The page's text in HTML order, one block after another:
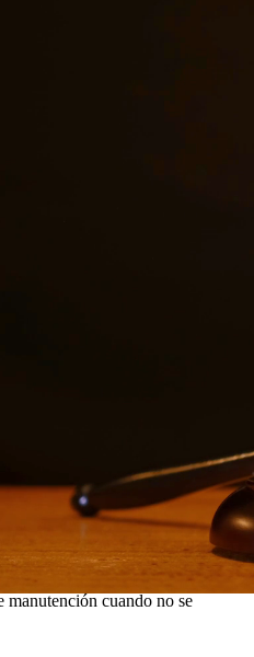
crítico para asegurar que los
necesitan. Nuestros abogados
de manutención infantil,
las circunstancias cambian y
manutención cuando no se